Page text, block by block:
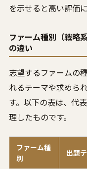
を示せると高い評価
ファーム種別（戦略
の違い
志望するファームの
れるテーマや求めら
す。以下の表は、代
理したものです。
ファーム種
別
出題